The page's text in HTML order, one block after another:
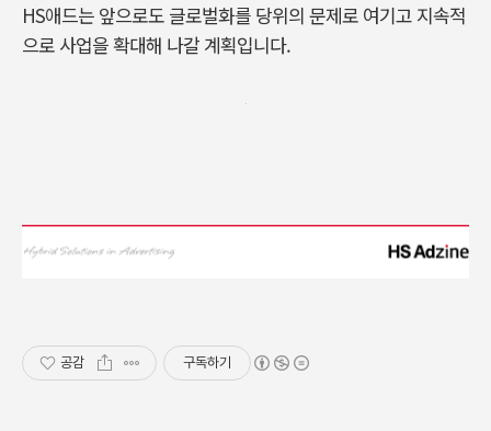
HS애드는 앞으로도 글로벌화를 당위의 문제로 여기고 지속적
으로 사업을 확대해 나갈 계획입니다.
공감 구독하기